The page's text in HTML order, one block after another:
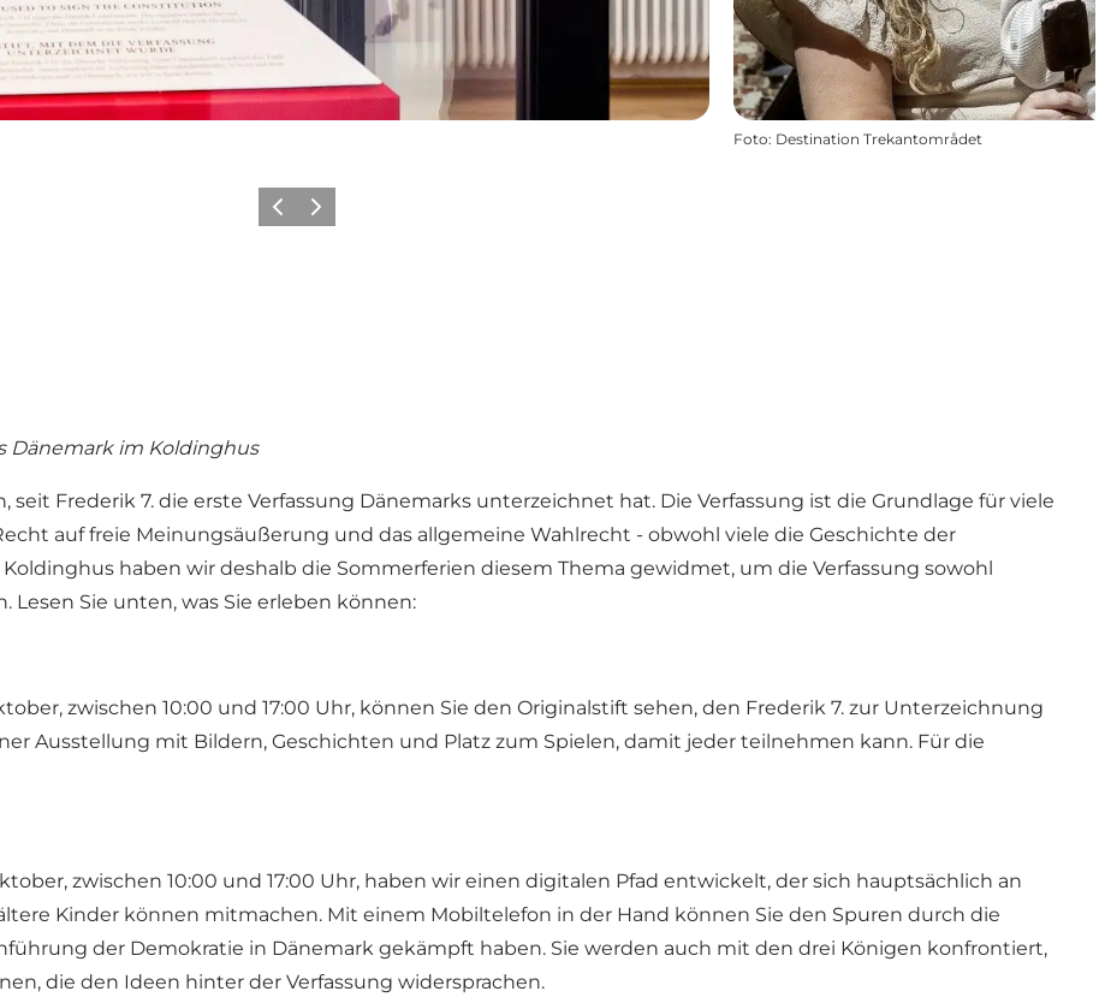
Foto: Destination Trekantområdet
ZurückWeiter
Dänemark im Koldinghus
seit Frederik 7. die erste Verfassung Dänemarks unterzeichnet hat. Die Verfassung ist die Grundlage für viele
auf freie Meinungsäußerung und das allgemeine Wahlrecht - obwohl viele die Geschichte der
haben wir deshalb die Sommerferien diesem Thema gewidmet, um die Verfassung sowohl
Lesen Sie unten, was Sie erleben können:
zwischen 10:00 und 17:00 Uhr, können Sie den Originalstift sehen, den Frederik 7. zur Unterzeichnung
Ausstellung mit Bildern, Geschichten und Platz zum Spielen, damit jeder teilnehmen kann. Für die
zwischen 10:00 und 17:00 Uhr, haben wir einen digitalen Pfad entwickelt, der sich hauptsächlich an
Kinder können mitmachen. Mit einem Mobiltelefon in der Hand können Sie den Spuren durch die
der Demokratie in Dänemark gekämpft haben. Sie werden auch mit den drei Königen konfrontiert,
die den Ideen hinter der Verfassung widersprachen.